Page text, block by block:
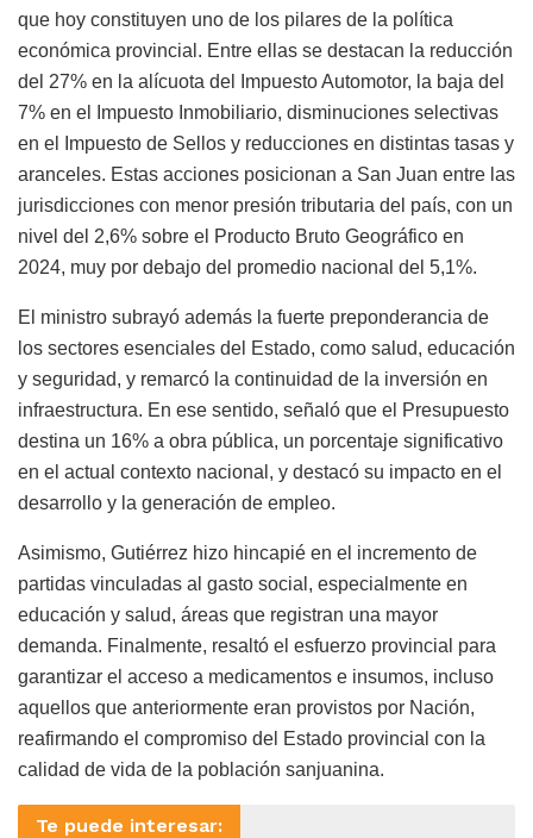
que hoy constituyen uno de los pilares de la política
económica provincial. Entre ellas se destacan la reducción
del 27% en la alícuota del Impuesto Automotor, la baja del
7% en el Impuesto Inmobiliario, disminuciones selectivas
en el Impuesto de Sellos y reducciones en distintas tasas y
aranceles. Estas acciones posicionan a San Juan entre las
jurisdicciones con menor presión tributaria del país, con un
nivel del 2,6% sobre el Producto Bruto Geográfico en
2024, muy por debajo del promedio nacional del 5,1%.
El ministro subrayó además la fuerte preponderancia de
los sectores esenciales del Estado, como salud, educación
y seguridad, y remarcó la continuidad de la inversión en
infraestructura. En ese sentido, señaló que el Presupuesto
destina un 16% a obra pública, un porcentaje significativo
en el actual contexto nacional, y destacó su impacto en el
desarrollo y la generación de empleo.
Asimismo, Gutiérrez hizo hincapié en el incremento de
partidas vinculadas al gasto social, especialmente en
educación y salud, áreas que registran una mayor
demanda. Finalmente, resaltó el esfuerzo provincial para
garantizar el acceso a medicamentos e insumos, incluso
aquellos que anteriormente eran provistos por Nación,
reafirmando el compromiso del Estado provincial con la
calidad de vida de la población sanjuanina.
Te puede interesar: